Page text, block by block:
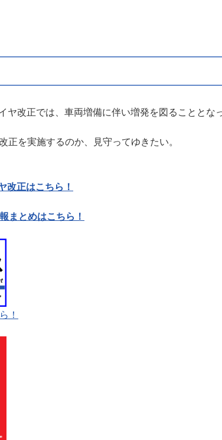
改正では、車両増備に伴い増発を図ることとな
を実施するのか、見守ってゆきたい。
改正はこちら！
まとめはこちら！
！